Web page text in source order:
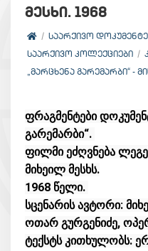
მესხი. 1968
ᲡᲐᲐᲠᲥᲘᲕᲝ
ᲡᲐᲐᲠᲥᲘᲕᲝ ᲙᲝᲚᲔᲥᲪᲘᲔᲑᲘ
„ᲛᲐᲠᲪᲮᲔᲜᲐ ᲒᲐᲠᲔᲛᲐᲠᲑᲘ“ -
ფრაგმენტები
გარემარბი“.
ფილმი ეძღვნება
მიხეილ მესხს.
1968 წელი.
სცენარის ავტორი:
ოთარ გურგენიძე,
ტექსტს კითხულობს: